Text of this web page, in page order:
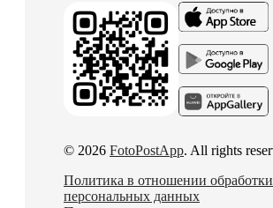
© 2026 FotoPostApp. All rights
Политика в отношении обработки
персональных данных